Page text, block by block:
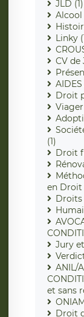
JLD (1)
Alcool
Linky
CV de
AIDES
Droit
Viager
(1)
Droit
en Droit
Droits
Jury
ANIL/
et sans
Droit